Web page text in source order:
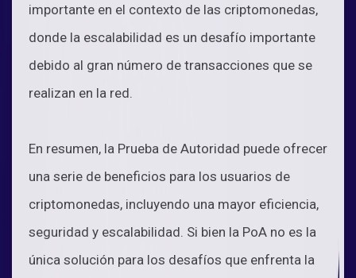
importante en el contexto de las criptomonedas,
donde la escalabilidad es un desafío importante
debido al gran número de transacciones que se
realizan en la red.
En resumen, la Prueba de Autoridad puede ofrecer
una serie de beneficios para los usuarios de
criptomonedas, incluyendo una mayor eficiencia,
seguridad y escalabilidad. Si bien la PoA no es la
única solución para los desafíos que enfrenta la